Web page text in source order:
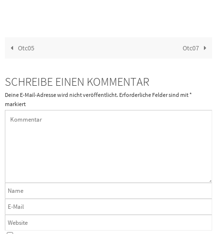
Otc05 Otc07
SCHREIBE EINEN KOMMENTAR
Deine E-Mail-Adresse wird nicht veröffentlicht. Erforderliche Felder sind mit*
markiert